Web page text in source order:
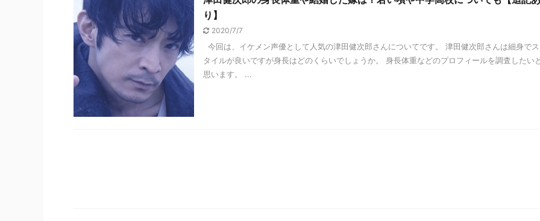
り】
2020/7/7
今回は、イケメン声優として人気の津田健次郎さんについてです。 津田健次郎さんは細身でス
タイルが良いですが身長はどのくらいでしょうか。 身長体重などのプロフィールを調査したい
思います。 ...